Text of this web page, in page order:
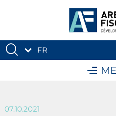
FR
07.10.2021